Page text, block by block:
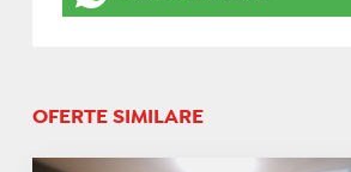
OFERTE SIMILARE